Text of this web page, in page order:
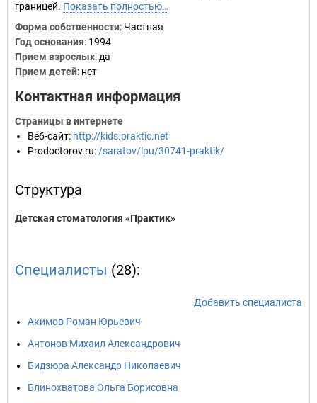
границей. Показать полностью…
Форма собственности: Частная
Год основания: 1994
Прием взрослых: да
Прием детей: нет
Контактная информация
Страницы в интернете
Веб-сайт: http://kids.praktic.net
Prodoctorov.ru: /saratov/lpu/30741-praktik/
Структура
Детская стоматология «Практик»
Специалисты (28):
Добавить специалиста
Акимов Роман Юрьевич
Антонов Михаил Александрович
Бидзюра Александр Николаевич
Блинохватова Ольга Борисовна